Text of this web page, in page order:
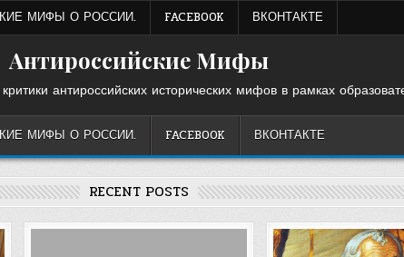
МИФЫ О РОССИИ. FACEBOOK ВКОНТАКТЕ
Антироссийские Мифы
антироссийских исторических мифов в рамках
МИФЫ О РОССИИ. FACEBOOK ВКОНТАКТЕ
RECENT POSTS